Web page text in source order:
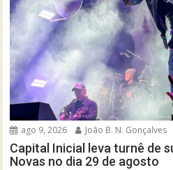
ago 9, 2026 João B. N. Gonçalves
Capital Inicial leva turnê de
Novas no dia 29 de agosto